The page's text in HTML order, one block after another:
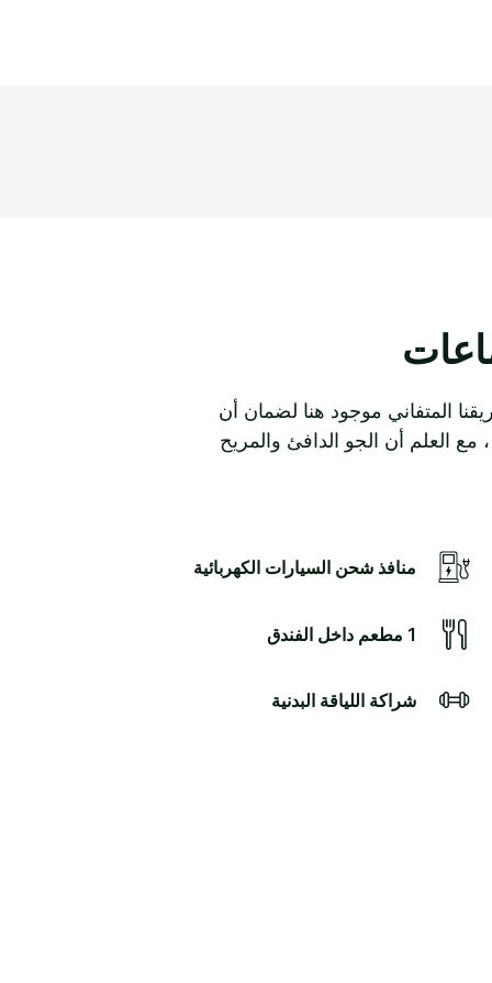
المتفاني موجود هنا لضمان أن
مع العلم أن الجو الدافئ والمريح
منافذ شحن السيارات الكهربائية
1 مطعم داخل الفندق
شراكة اللياقة البدنية